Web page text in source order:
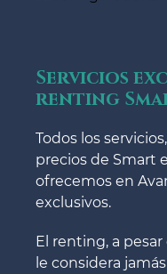
Servicios
renting
Todos los
precios de Smart
ofrecemos en
exclusivos.
El renting, a
le considera